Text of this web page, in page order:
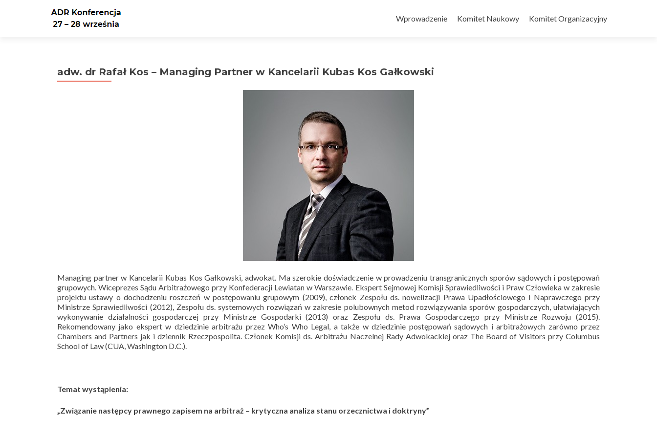
do
Wprowadzenie Komitet Naukowy Komitet Organizacyjny
adw. dr Rafał Kos – Managing Partner w Kancelarii Kubas Kos Gałkowski
Managing partner w Kancelarii Kubas Kos Gałkowski, adwokat. Ma szerokie doświadczenie w prowadzeniu transgranicznych sporów sądowych i postępowań
grupowych. Wiceprezes Sądu Arbitrażowego przy Konfederacji Lewiatan w Warszawie. Ekspert Sejmowej Komisji Sprawiedliwości i Praw Człowieka w zakresie
projektu ustawy o dochodzeniu roszczeń w postępowaniu grupowym (2009), członek Zespołu ds. nowelizacji Prawa Upadłościowego i Naprawczego przy
Ministrze Sprawiedliwości (2012), Zespołu ds. systemowych rozwiązań w zakresie polubownych metod rozwiązywania sporów gospodarczych, ułatwiających
wykonywanie działalności gospodarczej przy Ministrze Gospodarki (2013) oraz Zespołu ds. Prawa Gospodarczego przy Ministrze Rozwoju (2015).
Rekomendowany jako ekspert w dziedzinie arbitrażu przez Who’s Who Legal, a także w dziedzinie postępowań sądowych i arbitrażowych zarówno przez
Chambers and Partners jak i dziennik Rzeczpospolita. Członek Komisji ds. Arbitrażu Naczelnej Rady Adwokackiej oraz The Board of Visitors przy Columbus
School of Law (CUA, Washington D.C.).
Temat wystąpienia:
„Związanie następcy prawnego zapisem na arbitraż – krytyczna analiza stanu orzecznictwa i doktryny”